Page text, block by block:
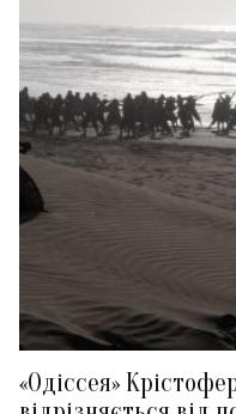
«Одіссея»